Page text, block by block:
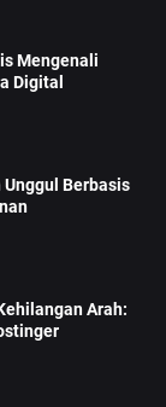
Mengenali
Digital
Berbasis
Arah: